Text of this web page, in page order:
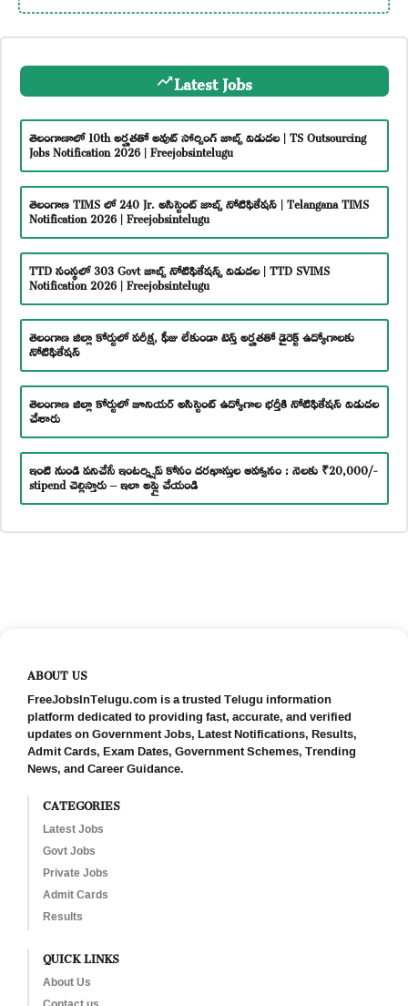
Latest Jobs
తెలంగాణాలో 10th అర్హతతో అవుట్ సోర్సింగ్ జాబ్స్ విడుదల | TS Outsourcing
Jobs Notification 2026 | Freejobsintelugu
తెలంగాణ TIMS లో 240 Jr. అసిస్టెంట్ జాబ్స్ నోటిఫికేషన్ | Telangana TIMS
Notification 2026 | Freejobsintelugu
TTD సంస్థలో 303 Govt జాబ్స్ నోటిఫికేషన్స్ విడుదల | TTD SVIMS
Notification 2026 | Freejobsintelugu
తెలంగాణ జిల్లా కోర్టులో పరీక్ష, ఫీజు లేకుండా టెన్త్ అర్హతతో డైరెక్ట్ ఉద్యోగాలకు
నోటిఫికేషన్
తెలంగాణ జిల్లా కోర్టులో జూనియర్ అసిస్టెంట్ ఉద్యోగాల భర్తీకి నోటిఫికేషన్ విడుదల
చేశారు
ఇంటి నుండి పనిచేసే ఇంటర్న్షిప్ కోసం దరఖాస్తుల ఆహ్వానం : నెలకు ₹20,000/-
stipend చెల్లిస్తారు – ఇలా అప్లై చేయండి
ABOUT US
FreeJobsInTelugu.com is a trusted Telugu information
platform dedicated to providing fast, accurate, and verified
updates on Government Jobs, Latest Notifications, Results,
Admit Cards, Exam Dates, Government Schemes, Trending
News, and Career Guidance.
CATEGORIES
Latest Jobs
Govt Jobs
Private Jobs
Admit Cards
Results
QUICK LINKS
About Us